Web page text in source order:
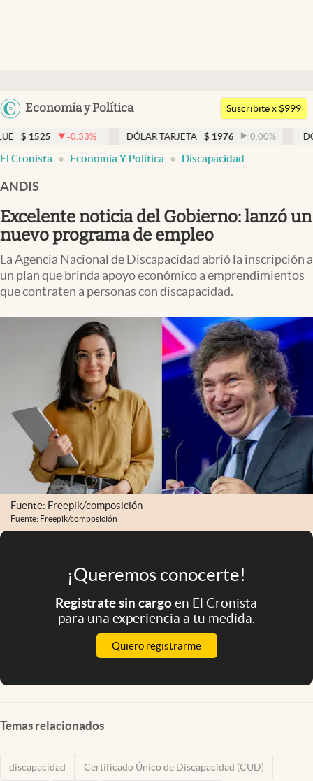
Argentina
Uruguay
Economía y Política
Members
Economía y Política
Finanzas y Mercados
Mercados Online
Negocios
Columnistas
Apertura
Infotechnology
Mundial 2026
Eventos Corporativos
El Cronista Studio
Mediakit
abre en nueva pestaña
Argentina
Suscribite x $999
-0.33% DÓLAR TARJETA $ 1976 0.00 % DÓLAR MEP $
El Cronista Economía Y Política Discapacidad
ANDIS
Excelente noticia del Gobierno: lanzó un
nuevo programa de empleo
La Agencia Nacional de Discapacidad abrió la inscripción a
un plan que brinda apoyo económico a emprendimientos
que contraten a personas con discapacidad.
Fuente: Freepik/composición
Fuente: Freepik/composición
¡Queremos conocerte!
Registrate sin cargoen El Cronista
para una experiencia a tu medida.
Quiero registrarme
Temas relacionados
discapacidad Certificado Único de Discapacidad (CUD)